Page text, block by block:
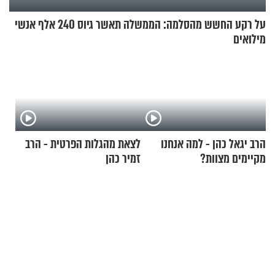
על רקע החשש מהסלמה: הממשלה תאשר גיוס 240 אלף אנשי
מילואים
הרב יגאל כהן - למה אנחנו
מקיימים מצוות?
לצאת מהגלות הפרטית - הרב
זמיר כהן